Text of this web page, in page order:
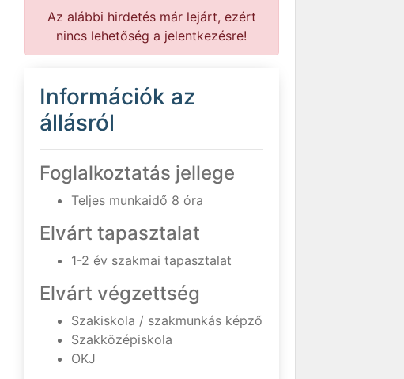
Az alábbi hirdetés már lejárt, ezért
nincs lehetőség a jelentkezésre!
Információk az
állásról
Foglalkoztatás jellege
Teljes munkaidő 8 óra
Elvárt tapasztalat
1-2 év szakmai tapasztalat
Elvárt végzettség
Szakiskola / szakmunkás képző
Szakközépiskola
OKJ